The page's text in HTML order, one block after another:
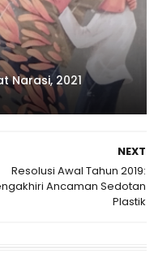
Narasi, 2021
NEXT
Resolusi Awal Tahun 2019:
Ancaman Sedotan
Plastik